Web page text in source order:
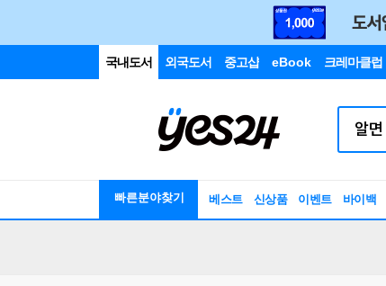
국내도서 외국도서 중고샵 eBook 크레마클럽
빠른분야찾기 베스트 신상품 이벤트 바이백